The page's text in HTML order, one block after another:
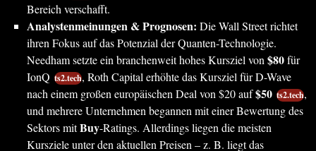
Bereich verschafft.
Analystenmeinungen & Prognosen: Die Wall Street richtet
ihren Fokus auf das Potenzial der Quanten-Technologie.
Needham setzte ein branchenweit hohes Kursziel von $80für
IonQ ts2.tech, Roth Capital erhöhte das Kursziel für D-Wave
nach einem großen europäischen Deal von $20 auf$50 ts2.tech,
und mehrere Unternehmen begannen mit einer Bewertung des
Sektors mitBuy-Ratings. Allerdings liegen die meisten
Kursziele unter den aktuellen Preisen – z. B. liegt das